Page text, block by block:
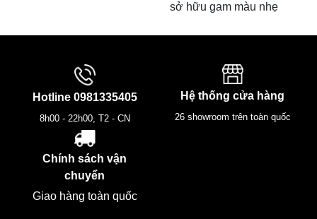
sở hữu gam màu nhẹ
31lượt đọc
Hotline 0981335405
8h00 - 22h00, T2 - CN
Hệ thống cửa hàng
26 showroom trên toàn quốc
Chính sách vận
chuyển
Giao hàng toàn quốc